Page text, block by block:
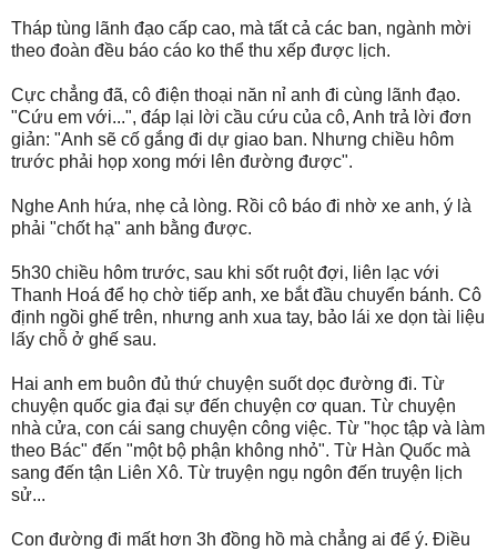
Tháp tùng lãnh đạo cấp cao, mà tất cả các ban, ngành mời
theo đoàn đều báo cáo ko thể thu xếp được lịch.
Cực chẳng đã, cô điện thoại năn nỉ anh đi cùng lãnh đạo.
"Cứu em với...", đáp lại lời cầu cứu của cô, Anh trả lời đơn
giản: "Anh sẽ cố gắng đi dự giao ban. Nhưng chiều hôm
trước phải họp xong mới lên đường được".
Nghe Anh hứa, nhẹ cả lòng. Rồi cô báo đi nhờ xe anh, ý là
phải "chốt hạ" anh bằng được.
5h30 chiều hôm trước, sau khi sốt ruột đợi, liên lạc với
Thanh Hoá để họ chờ tiếp anh, xe bắt đầu chuyển bánh. Cô
định ngồi ghế trên, nhưng anh xua tay, bảo lái xe dọn tài liệu
lấy chỗ ở ghế sau.
Hai anh em buôn đủ thứ chuyện suốt dọc đường đi. Từ
chuyện quốc gia đại sự đến chuyện cơ quan. Từ chuyện
nhà cửa, con cái sang chuyện công việc. Từ "học tập và làm
theo Bác" đến "một bộ phận không nhỏ". Từ Hàn Quốc mà
sang đến tận Liên Xô. Từ truyện ngụ ngôn đến truyện lịch
sử...
Con đường đi mất hơn 3h đồng hồ mà chẳng ai để ý. Điều